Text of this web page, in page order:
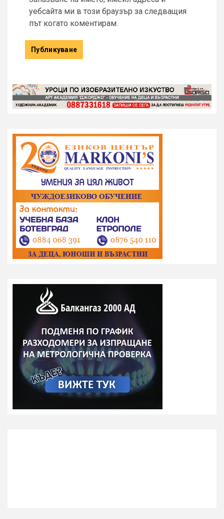
уебсайта ми в този браузър за следващия
път когато коментирам.